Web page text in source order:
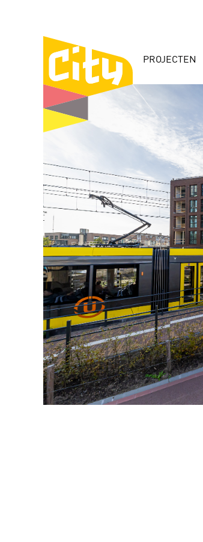
PROJECTEN